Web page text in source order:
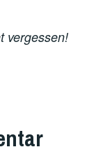
vergessen!